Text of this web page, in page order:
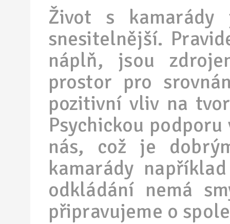
Život s
snesitelnější.
náplň, jsou
prostor pro
pozitivní vliv na
Psychickou
nás, což je
kamarády
odkládání nemá
připravujeme o